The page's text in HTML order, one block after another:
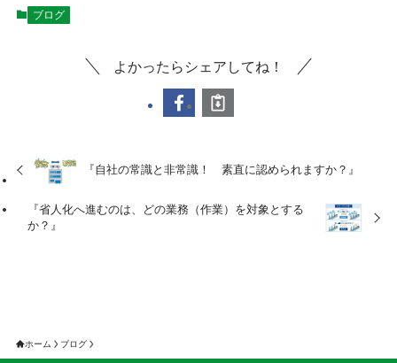
ブログ
よかったらシェアしてね！
『自社の常識と非常識！ 素直に認められますか？』
『省人化へ進むのは、どの業務（作業）を対象とする
か？』
ホーム ブログ